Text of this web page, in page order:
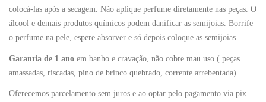
colocá-las após a secagem. Não aplique perfume diretamente nas peças. O
álcool e demais produtos químicos podem danificar as semijoias. Borrife
o perfume na pele, espere absorver e só depois coloque as semijoias.
Garantia de 1 ano em banho e cravação, não cobre mau uso ( peças
amassadas, riscadas, pino de brinco quebrado, corrente arrebentada).
Oferecemos parcelamento sem juros e ao optar pelo pagamento via pix